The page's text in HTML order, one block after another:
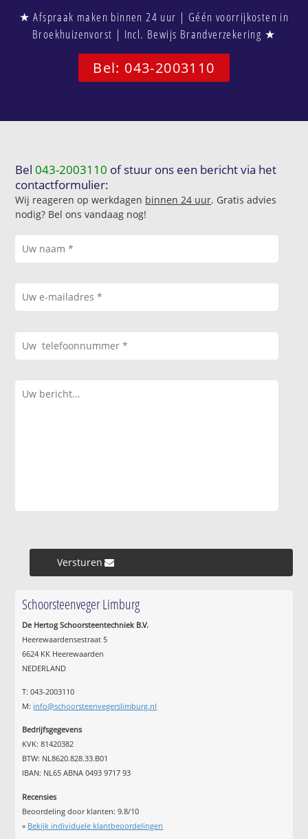
★ Afspraak maken binnen 24 uur | Géén voorrijkosten in
Broekhuizenvorst | Incl. Bewijs Brandverzekering ★
Bel: 043-2003110
Bel043-2003110 of stuur ons een bericht via het
contactformulier:
Wij reageren op werkdagen binnen 24 uur. Gratis advies
nodig? Bel ons vandaag nog!
Versturen »
Schoorsteenveger Limburg
De Hertog Schoorsteentechniek B.V.
Heerewaardensestraat 5
6624 KK Heerewaarden
NEDERLAND
T: 043-2003110
M: info@schoorsteenvegerslimburg.nl
Bedrijfsgegevens
KVK: 81420382
BTW: NL8620.828.33.B01
IBAN: NL65 ABNA 0493 9717 93
Recensies
Beoordeling door klanten:9.8/10
» Bekijk individuele klantbeoordelingen